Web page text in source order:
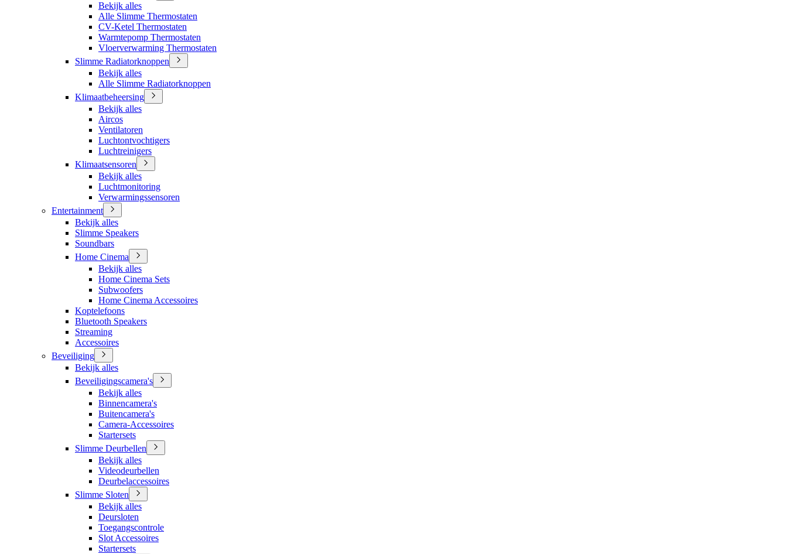
Bekijk alles
Alle Slimme Thermostaten
CV-Ketel Thermostaten
Warmtepomp Thermostaten
Vloerverwarming Thermostaten
Slimme Radiatorknoppen
Bekijk alles
Alle Slimme Radiatorknoppen
Klimaatbeheersing
Bekijk alles
Aircos
Ventilatoren
Luchtontvochtigers
Luchtreinigers
Klimaatsensoren
Bekijk alles
Luchtmonitoring
Verwarmingssensoren
Entertainment
Bekijk alles
Slimme Speakers
Soundbars
Home Cinema
Bekijk alles
Home Cinema Sets
Subwoofers
Home Cinema Accessoires
Koptelefoons
Bluetooth Speakers
Streaming
Accessoires
Beveiliging
Bekijk alles
Beveiligingscamera's
Bekijk alles
Binnencamera's
Buitencamera's
Camera-Accessoires
Startersets
Slimme Deurbellen
Bekijk alles
Videodeurbellen
Deurbelaccessoires
Slimme Sloten
Bekijk alles
Deursloten
Toegangscontrole
Slot Accessoires
Startersets